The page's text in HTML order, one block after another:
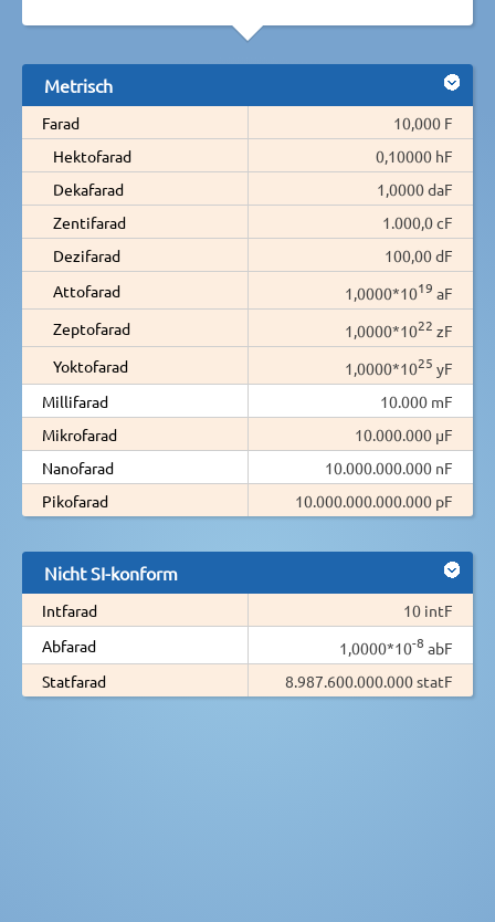
Metrisch
Farad
10,000 F
Hektofarad
0,10000 hF
Dekafarad
1,0000 daF
Zentifarad
1.000,0 cF
Dezifarad
100,00 dF
Attofarad
1,0000*1019 aF
Zeptofarad
1,0000*1022 zF
Yoktofarad
1,0000*1025 yF
Millifarad
10.000 mF
Mikrofarad
10.000.000 µF
Nanofarad
10.000.000.000 nF
Pikofarad
10.000.000.000.000 pF
Nicht SI-konform
Intfarad
10 intF
Abfarad
1,0000*10-8 abF
Statfarad
8.987.600.000.000 statF